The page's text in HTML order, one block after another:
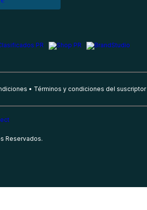
Términos y condiciones del suscriptor
Reservados.